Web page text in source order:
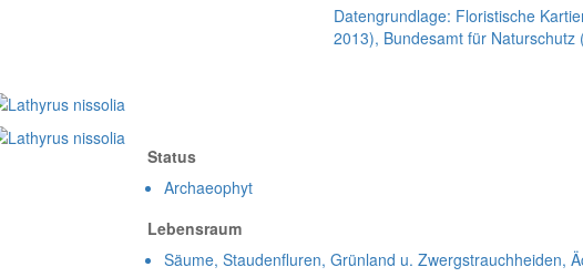
Datengrundlage: Floristische
2013), Bundesamt für Naturschutz
Status
Archaeophyt
Lebensraum
Säume, Stauden­fluren, Grün­land u. Zwerg­strauch­heiden,